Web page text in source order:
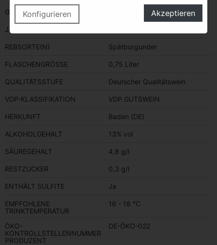
GESCHMACK
JAHRGANG
REBSORTE(N) Spätburgunder
FLASCHENGRÖSSE 0,75 Liter
QUALITÄTSSTUFE Deutscher Qualitätswein
VDP-KLASSIFIKATION VDP.GUTSWEIN
HERKUNFT Baden (DE)
ALKOHOLGEHALT 13% vol
SÄUREGEHALT 4,8 g/l
RESTZUCKER 0,3 g/l
ENTHÄLT SULFITE Ja
EMPFOHLENE
TRINKTEMPERATUR
16 - 18 °C
ÖKO-
KONTROLLSTELLENNUMMER
PRODUZENT
DE-ÖKO-022
Konfigurieren Akzeptieren